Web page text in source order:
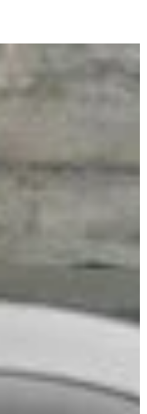
zabezpieczenie
bezpieczeństwo?
porady dotyczące